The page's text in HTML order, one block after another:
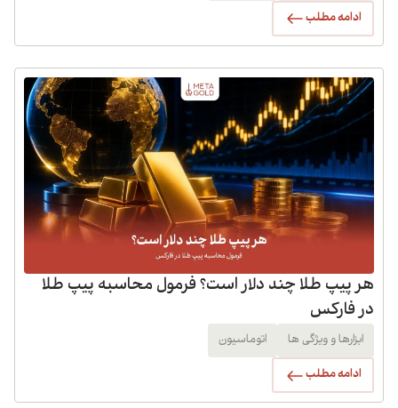
ادامه مطلب
هر پیپ طلا چند دلار است؟ فرمول محاسبه پیپ طلا
در فارکس
ابزارها و ویژگی ها اتوماسیون
ادامه مطلب